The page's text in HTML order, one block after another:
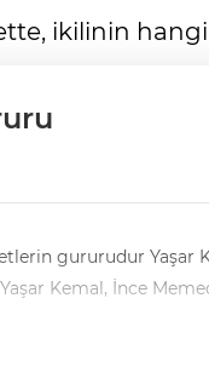
ikilinin hangi
edebi zekasıyla yoğurup, aktarımındaki
hala hafızalarda derin bir yer kaplayan